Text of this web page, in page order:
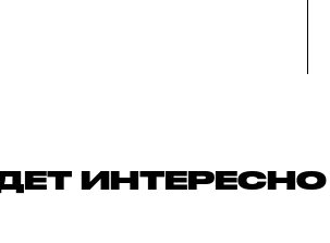
ИНТЕРЕСНО